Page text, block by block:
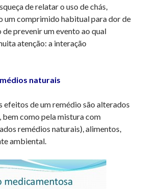
de relatar o uso de chás,
um comprimido habitual para dor de
prevenir um evento ao qual
atenção: a interação
naturais
efeitos de um remédio são alterados
bem como pela mistura com
remédios naturais), alimentos,
ambiental.